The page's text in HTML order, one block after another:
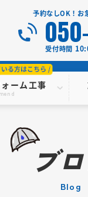
ーム工事
予約なしOK！お
受付時間
ブ
blog